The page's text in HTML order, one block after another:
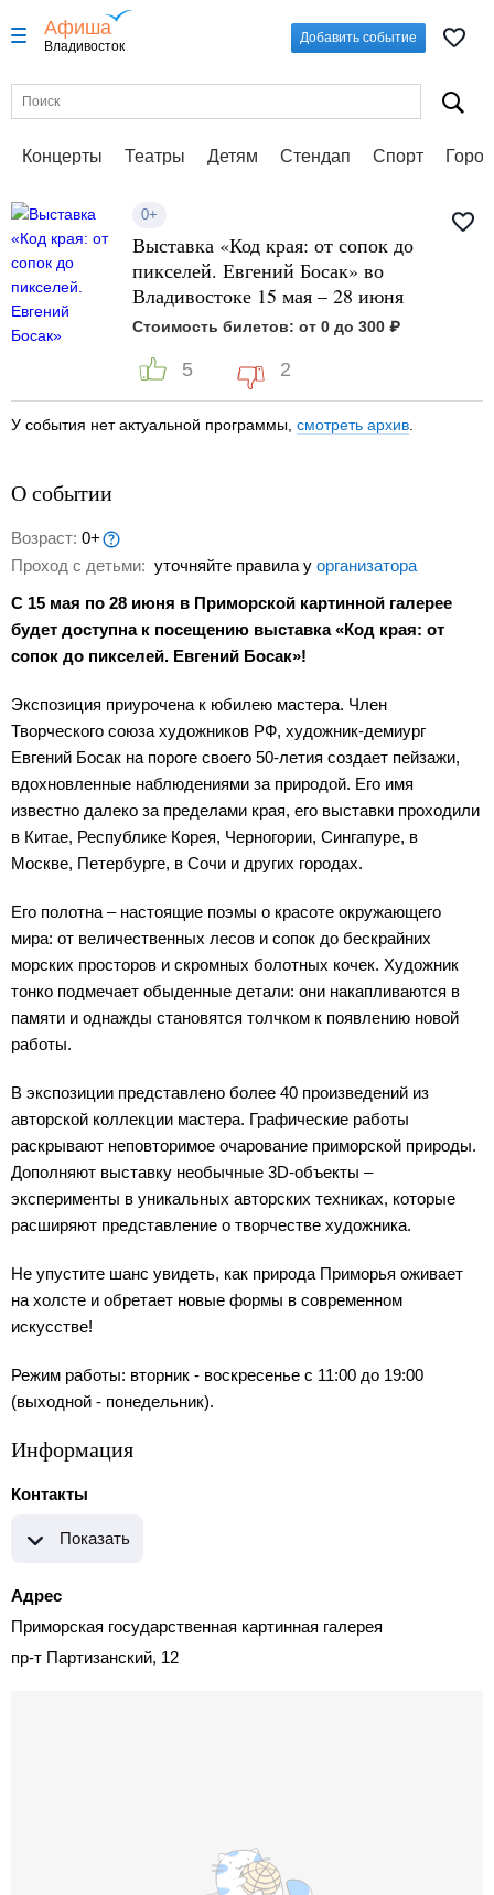
Афиша
Владивосток
Добавить событие
Концерты Театры Детям Стендап Спорт
0+
Выставка «Код края: от сопок до
пикселей. Евгений Босак» во
Владивостоке 15 мая – 28 июня
Стоимость билетов: от 0 до 300 ₽
5 2
У события нет актуальной программы, смотреть архив
О событии
Возраст: 0+
Проход с детьми: уточняйте правила у организатора
С 15 мая по 28 июня в Приморской картинной галерее
будет доступна к посещению выставка «Код края: от
сопок до пикселей. Евгений Босак»!
Экспозиция приурочена к юбилею мастера. Член
Творческого союза художников РФ, художник-демиург
Евгений Босак на пороге своего 50-летия создает пейзажи,
вдохновленные наблюдениями за природой. Его имя
известно далеко за пределами края, его выставки проходили
в Китае, Республике Корея, Черногории, Сингапуре, в
Москве, Петербурге, в Сочи и других городах.
Его полотна – настоящие поэмы о красоте окружающего
мира: от величественных лесов и сопок до бескрайних
морских просторов и скромных болотных кочек. Художник
тонко подмечает обыденные детали: они накапливаются в
памяти и однажды становятся толчком к появлению новой
работы.
В экспозиции представлено более 40 произведений из
авторской коллекции мастера. Графические работы
раскрывают неповторимое очарование приморской природы.
Дополняют выставку необычные 3D-объекты –
эксперименты в уникальных авторских техниках, которые
расширяют представление о творчестве художника.
Не упустите шанс увидеть, как природа Приморья оживает
на холсте и обретает новые формы в современном
искусстве!
Режим работы: вторник - воскресенье с 11:00 до 19:00
(выходной - понедельник).
Информация
Контакты
Показать
Адрес
Приморская государственная картинная галерея
пр-т Партизанский, 12